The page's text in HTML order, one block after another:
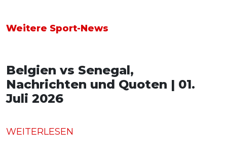
Weitere Sport-News
Belgien vs Senegal,
Nachrichten und Quoten | 01.
Juli 2026
WEITERLESEN